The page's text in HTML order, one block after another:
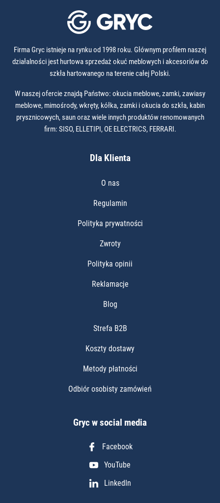
Firma Gryc istnieje na rynku od 1998 roku. Głównym profilem naszej
działalności jest hurtowa sprzedaż okuć meblowych i akcesoriów do
szkła hartowanego na terenie całej Polski.
W naszej ofercie znajdą Państwo: okucia meblowe, zamki, zawiasy
meblowe, mimośrody, wkręty, kółka, zamki i okucia do szkła, kabin
prysznicowych, saun oraz wiele innych produktów renomowanych
firm: SISO, ELLETIPI, OE ELECTRICS, FERRARI.
Dla Klienta
O nas
Regulamin
Polityka prywatności
Zwroty
Polityka opinii
Reklamacje
Blog
Strefa B2B
Koszty dostawy
Metody płatności
Odbiór osobisty zamówień
Gryc w social media
Facebook
YouTube
LinkedIn